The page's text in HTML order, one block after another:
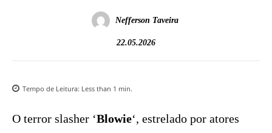
Nefferson Taveira
22.05.2026
Tempo de Leitura: Less than 1 min.
O terror slasher ‘Blowie‘, estrelado por atores